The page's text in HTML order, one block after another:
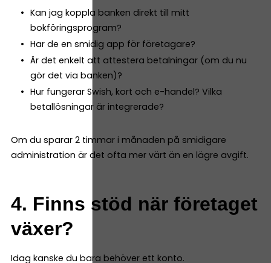
Kan jag koppla banken direkt till mitt
bokföringsprogram?
Har de en smidig app för företagare?
Är det enkelt att attestera betalningar (om du nu
gör det via banken)?
Hur fungerar Swish, kort och e-handel? Vilka
betallösningar är integrerade?
Om du sparar 2 timmar i månaden på smidigare
administration är det ofta mer värt än en lägre avgift.
4. Finns stöd när företaget
växer?
Idag kanske du bara behöver ett konto.